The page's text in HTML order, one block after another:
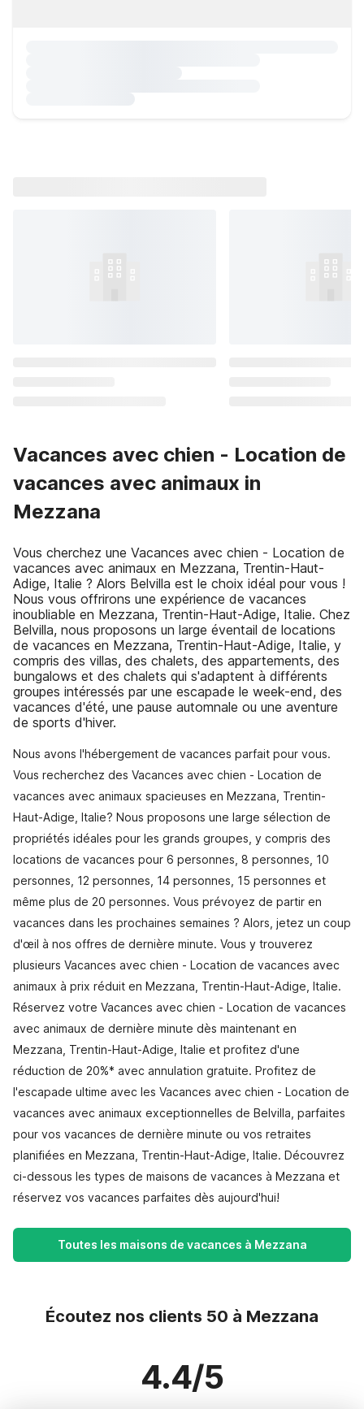
Vacances avec chien - Location de
vacances avec animaux in
Mezzana
Vous cherchez une Vacances avec chien - Location de
vacances avec animaux en Mezzana, Trentin-Haut-
Adige, Italie ? Alors Belvilla est le choix idéal pour vous !
Nous vous offrirons une expérience de vacances
inoubliable en Mezzana, Trentin-Haut-Adige, Italie. Chez
Belvilla, nous proposons un large éventail de locations
de vacances en Mezzana, Trentin-Haut-Adige, Italie, y
compris des villas, des chalets, des appartements, des
bungalows et des chalets qui s'adaptent à différents
groupes intéressés par une escapade le week-end, des
vacances d'été, une pause automnale ou une aventure
de sports d'hiver.
Nous avons l'hébergement de vacances parfait pour vous.
Vous recherchez des Vacances avec chien - Location de
vacances avec animaux spacieuses en Mezzana, Trentin-
Haut-Adige, Italie? Nous proposons une large sélection de
propriétés idéales pour les grands groupes, y compris des
locations de vacances pour 6 personnes, 8 personnes, 10
personnes, 12 personnes, 14 personnes, 15 personnes et
même plus de 20 personnes. Vous prévoyez de partir en
vacances dans les prochaines semaines ? Alors, jetez un coup
d'œil à nos offres de dernière minute. Vous y trouverez
plusieurs Vacances avec chien - Location de vacances avec
animaux à prix réduit en Mezzana, Trentin-Haut-Adige, Italie.
Réservez votre Vacances avec chien - Location de vacances
avec animaux de dernière minute dès maintenant en
Mezzana, Trentin-Haut-Adige, Italie et profitez d'une
réduction de 20%* avec annulation gratuite. Profitez de
l'escapade ultime avec les Vacances avec chien - Location de
vacances avec animaux exceptionnelles de Belvilla, parfaites
pour vos vacances de dernière minute ou vos retraites
planifiées en Mezzana, Trentin-Haut-Adige, Italie. Découvrez
ci-dessous les types de maisons de vacances à Mezzana et
réservez vos vacances parfaites dès aujourd'hui!
Toutes les maisons de vacances à Mezzana
Écoutez nos clients 50 à Mezzana
4.4/5